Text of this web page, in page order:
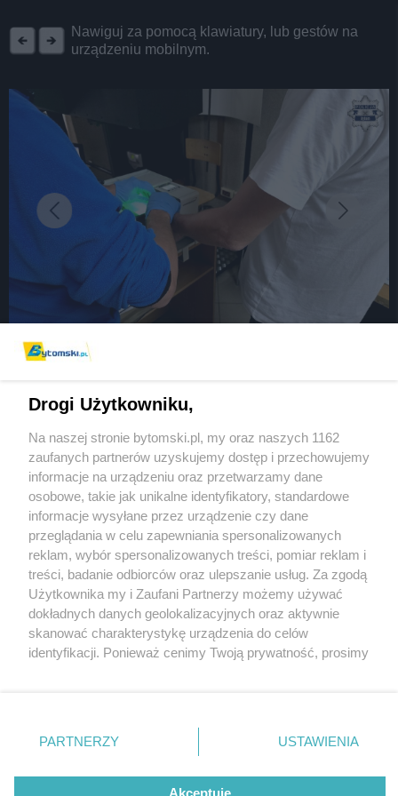
Nawiguj za pomocą klawiatury, lub gestów na
urządzeniu mobilnym.
Nie miał przy sobie gotówki, więc chciał
3 / 3
Zatrzymany chciał
przekupić policjantów…
Blikiem
Bytomscy policjanci zatrzymali dwóch mężczyzn z
narkotykami. Podczas interwencji jeden z nich
jednak przy sobie gotówki, więc chciał przekazać
Wydawca mediów lokalnych
Nie zapomnij
zapoznać się z:
polityką prywatności regulamin korzystania z portali
Twojemiasto
Piekary Śląskie
Chorzów
Tarnowskie Góry
Gliwice
Skontakuj sięz nami
Kontakt
Wydawca
Pogoda
Drogi Użytkowniku,
Na naszej stronie bytomski.pl, my oraz naszych 1162
zaufanych partnerów uzyskujemy dostęp i przechowujemy
informacje na urządzeniu oraz przetwarzamy dane
osobowe, takie jak unikalne identyfikatory, standardowe
informacje wysyłane przez urządzenie czy dane
przeglądania w celu zapewniania spersonalizowanych
reklam, wybór spersonalizowanych treści, pomiar reklam i
treści, badanie odbiorców oraz ulepszanie usług. Za zgodą
Użytkownika my i Zaufani Partnerzy możemy używać
dokładnych danych geolokalizacyjnych oraz aktywnie
skanować charakterystykę urządzenia do celów
identyfikacji. Ponieważ cenimy Twoją prywatność, prosimy
prywatności znajdujący się w lewym dolnym rogu strony
. Niektóre rodzaje przetwarzania danych nie wymagają
zgody użytkownika, ale masz prawo sprzeciwić się
takiemu przetwarzaniu. Preferencje będą miały
PARTNERZY USTAWIENIA
Akceptuję